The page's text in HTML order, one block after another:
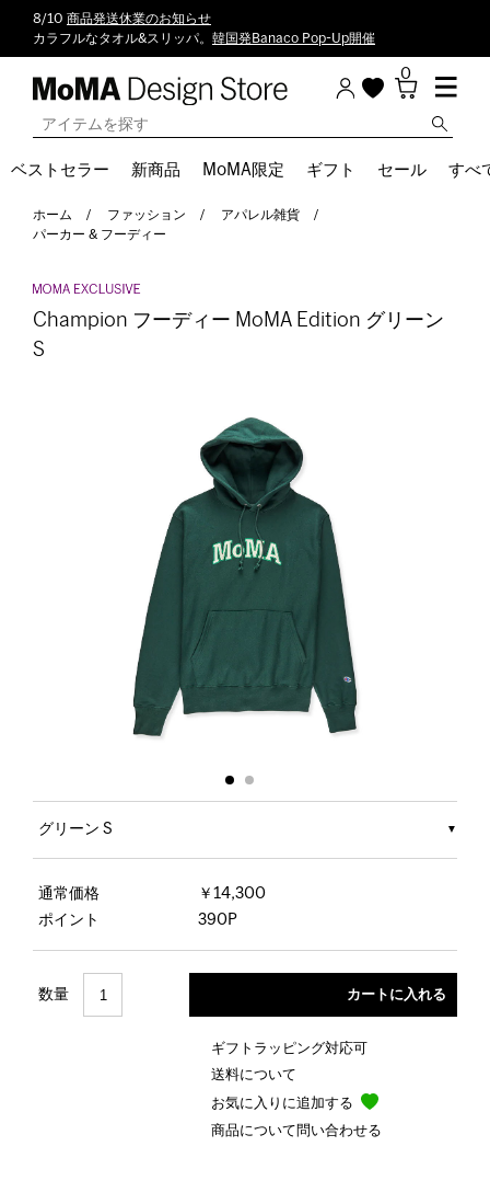
8/10 商品発送休業のお知らせ
カラフルなタオル&スリッパ。 韓国発Banaco Pop-Up開催
0
ベストセラー 新商品 MoMA限定 ギフト セール すべ
ホーム ファッション
アパレル雑貨
パーカー & フーディー
Champion フーディー MoMA Edition グリーン
S
グリーン S
通常価格
￥14,300
ポイント
390P
数量
ギフトラッピング対応可
送料について
お気に入りに追加する
商品について問い合わせる